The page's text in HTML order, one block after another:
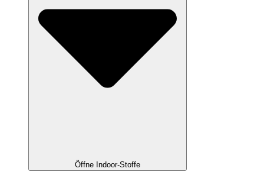
Öffne Indoor-Stoffe